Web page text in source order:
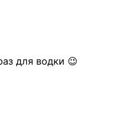
для водки 😉